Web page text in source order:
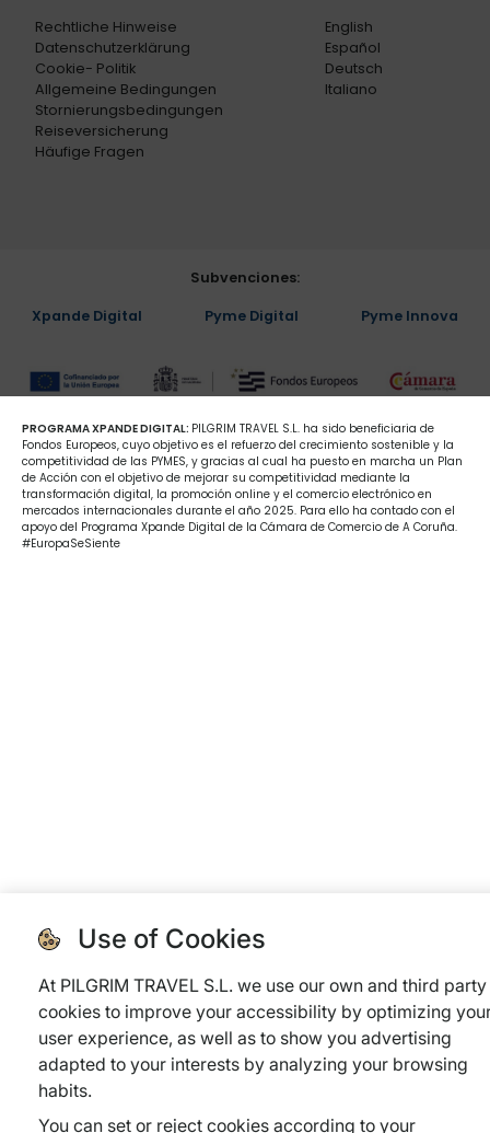
Rechtliche Hinweise
Datenschutzerklärung
Cookie- Politik
Allgemeine Bedingungen
Stornierungsbedingungen
Reiseversicherung
Häufige Fragen
English
Español
Deutsch
Italiano
Subvenciones:
Xpande Digital Pyme Digital Pyme Innova
PROGRAMA XPANDE DIGITAL: PILGRIM TRAVEL S.L. ha sido beneficiaria de
Fondos Europeos, cuyo objetivo es el refuerzo del crecimiento sostenible y la
competitividad de las PYMES, y gracias al cual ha puesto en marcha un Plan
de Acción con el objetivo de mejorar su competitividad mediante la
transformación digital, la promoción online y el comercio electrónico en
mercados internacionales durante el año 2025. Para ello ha contado con el
apoyo del Programa Xpande Digital de la Cámara de Comercio de A Coruña.
#EuropaSeSiente
Use of Cookies
At PILGRIM TRAVEL S.L. we use our own and third party
cookies to improve your accessibility by optimizing
user experience, as well as to show you advertising
adapted to your interests by analyzing your browsing
habits.
You can set or reject cookies according to your